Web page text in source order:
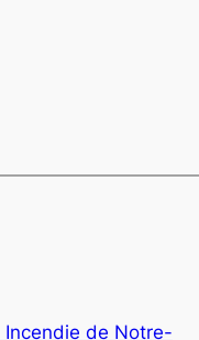
Incendie de Notre-